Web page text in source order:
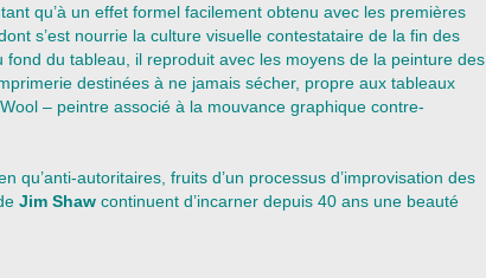
qu’à un effet formel facilement obtenu avec les premières
s’est nourrie la culture visuelle contestataire de la fin des
du tableau, il reproduit avec les moyens de la peinture des
destinées à ne jamais sécher, propre aux tableaux
– peintre associé à la mouvance graphique contre-
qu’anti-autoritaires, fruits d’un processus d’improvisation des
Jim Shaw continuent d’incarner depuis 40 ans une beauté